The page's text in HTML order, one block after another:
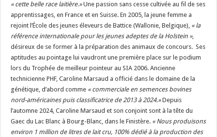
« cette belle race laitière.»Une passion sans cesse cultivée au fil de ses
apprentissages, en France et en Suisse. En 2005, la jeune femme a
rejoint l’École des jeunes éleveurs de Battice (Wallonie, Belgique), « la
référence internationale pour les jeunes adeptes de la Holstein »,
désireux de se former à la préparation des animaux de concours. Ses
aptitudes au pointage lui vaudront une première place sur le podium
lors du Trophée de meilleur pointeur au SIA 2006. Ancienne
technicienne PHF, Caroline Marsaud a officié dans le domaine de la
génétique, d’abord comme « commerciale en semences bovines
nord-américaines puis classificatrice de 2013 à 2024.»Depuis
l’automne 2024, Caroline Marsaud et son conjoint sont à la tête du
Gaec du Lac Blanc à Bourg-Blanc, dans le Finistère. « Nous produisons
environ 1 million de litres de lait cru, 100% dédié à la production des